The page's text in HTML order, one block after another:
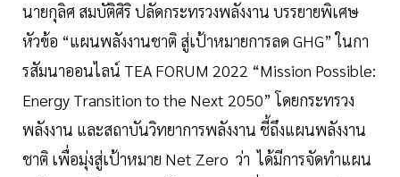
นายกุลิศ สมบัติศิริ ปลัดกระทรวงพลังงาน บรรยายพิเศษ
หัวข้อ “แผนพลังงานชาติ สู่เป้าหมายการลด GHG” ในกา
รสัมนาออนไลน์ TEA FORUM 2022 “Mission Possible:
Energy Transition to the Next 2050” โดยกระทรวง
พลังงาน และสถาบันวิทยาการพลังงาน ชี้ถึงแผนพลังงาน
ชาติ เพื่อมุ่งสู่เป้าหมาย Net Zero ว่า ได้มีการจัดทำแผน